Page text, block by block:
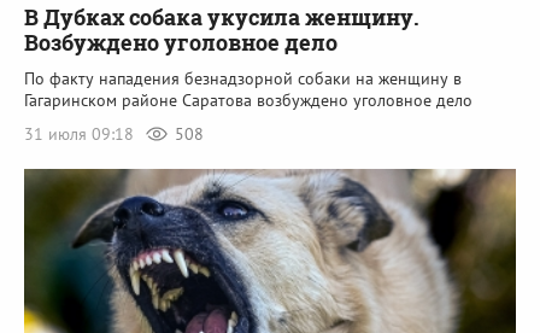
В Дубках собака укусила женщину.
Возбуждено уголовное дело
По факту нападения безнадзорной собаки на женщину в
Гагаринском районе Саратова возбуждено уголовное дело
31 июля 09:18
508